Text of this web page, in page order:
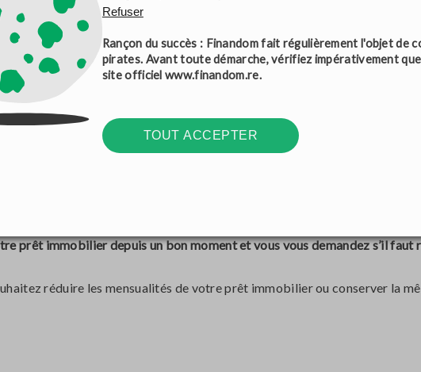
vous souhaitez que l'achat et la revente d'un bien immobilier coïncident,
maison en attendant que leur maison actuelle soit vendue. Les
nouvelle maison. Ce dernier est de ce fait remboursable grâce au
avec un prêt à long terme.
vous engagez à rembourser vos mensualités et à utiliser les fonds pour
qu'en cas de défaut de paiement, elle peut saisir le bien et le vendre.
prêt immobilier depuis un bon moment et vous vous demandez s’il
réduire les mensualités de votre prêt immobilier ou conserver la
Refuser
Rançon du succès : Finandom fait régulièrement l'objet de
pirates. Avant toute démarche, vérifiez impérativement
site officielwww.finandom.re.
TOUT ACCEPTER